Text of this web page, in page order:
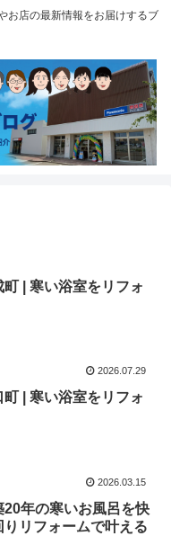
お店の最新情報をお届けするブ
| 寒い浴室をリフォ
2026.07.29
| 寒い浴室をリフォ
2026.03.15
20年の寒いお風呂を快
りリフォームで叶える